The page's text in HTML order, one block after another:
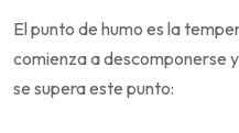
El punto de humo es la
comienza a descomponerse
se supera este punto: